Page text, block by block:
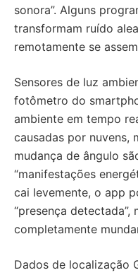
sonora”. Alguns
transformam ruído
remotamente se
Sensores de luz
fotômetro do
ambiente em tempo
causadas por nuvens,
mudança de ângulo
“manifestações
cai levemente, o app
“presença detectada”,
completamente
Dados de localização